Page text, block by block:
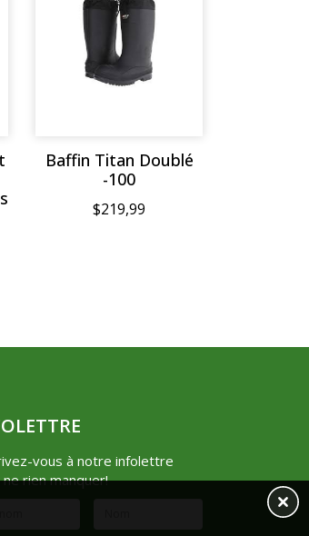
Baffin Titan Doublé
-100
$219,99
vous à notre infolettre
rien manquer!